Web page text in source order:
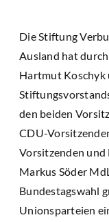
Die Stiftung
Ausland hat
Hartmut Koschyk
den beiden
CDU-
Vorsitzenden
Markus Söder
Bundestagswahl
Unionsparteien